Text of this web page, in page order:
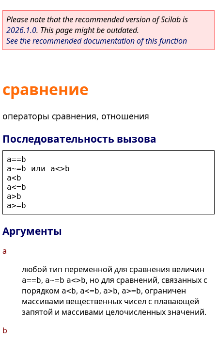
Please note that the recommended version of Scilab is
2026.1.0. This page might be outdated.
See the recommended documentation of this function
сравнение
операторы сравнения, отношения
Последовательность вызова
a==b
a~=b или a<>b
a<b
a<=b
a>b
a>=b
Аргументы
a
любой тип переменной для сравнения величин
a==b, a~=b a<>b, но для сравнений, связанных с
порядком a<b, a<=b, a>b, a>=b, ограничен
массивами вещественных чисел с плавающей
запятой и массивами целочисленных значений.
b